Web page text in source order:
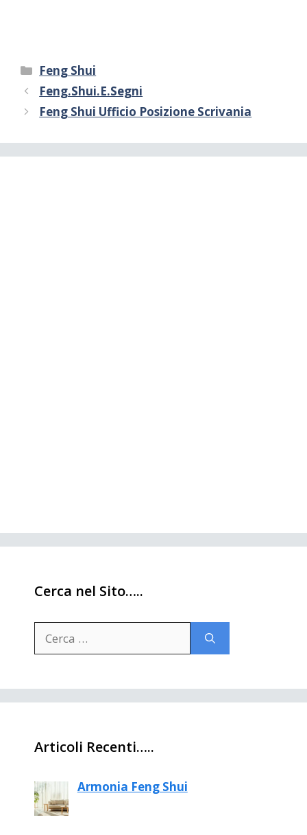
Categorie
Feng Shui
Feng.Shui.E.Segni
Feng Shui Ufficio Posizione Scrivania
Cerca nel Sito…..
per:
Articoli Recenti…..
Armonia Feng Shui